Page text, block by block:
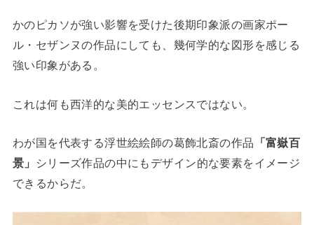
かのピカソが強い影響を受けた後期印象派の画家ポー
ル・セザンヌの作品にしても、幾何学的な図形を感じる
強い印象がある。
これは何も西洋的な美的エッセンスではない。
わが国を代表する浮世絵絵師の葛飾北斎の作品 「富嶽百
景」
シリーズ作品の中にもデザイン的な要素をイメージ
できるからだ。